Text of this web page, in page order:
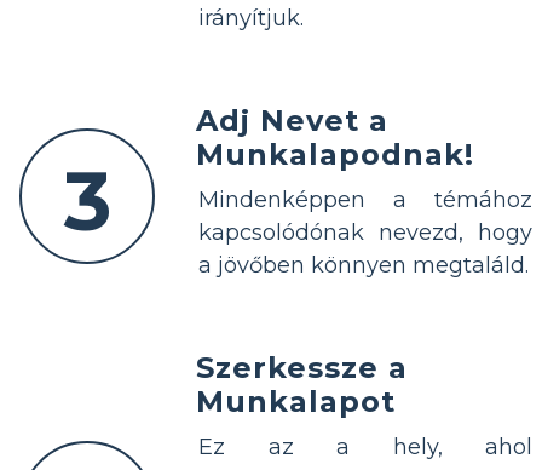
irányítjuk.
3
Adj Nevet a
Munkalapodnak!
Mindenképpen a témához
kapcsolódónak nevezd, hogy
a jövőben könnyen megtaláld.
Szerkessze a
Munkalapot
Ez az a hely, ahol